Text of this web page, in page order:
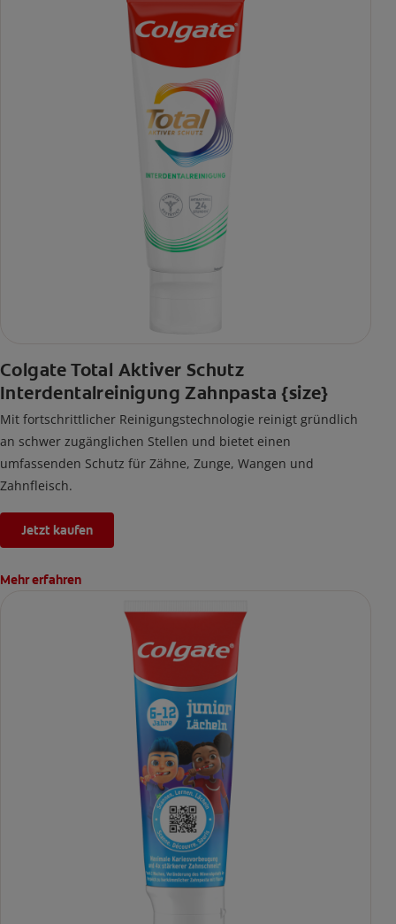
Colgate Total Aktiver Schutz
Interdentalreinigung Zahnpasta {size}
Mit fortschrittlicher Reinigungstechnologie reinigt gründlich
an schwer zugänglichen Stellen und bietet einen
umfassenden Schutz für Zähne, Zunge, Wangen und
Zahnfleisch.
Jetzt kaufen
Mehr erfahren